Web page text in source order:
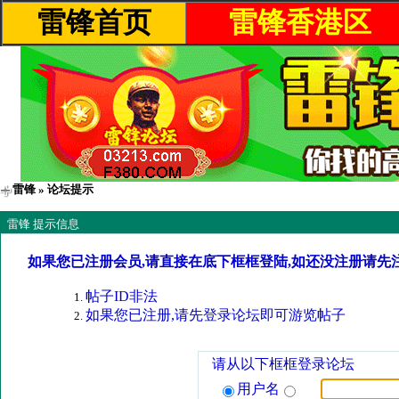
雷锋首页 雷锋香港区
雷锋 » 论坛提示
雷锋 提示信息
如果您已注册会员,请直接在底下框框登陆,如还没注册请先
帖子ID非法
如果您已注册,请先登录论坛即可游览帖子
请从以下框框登录论坛
用户名